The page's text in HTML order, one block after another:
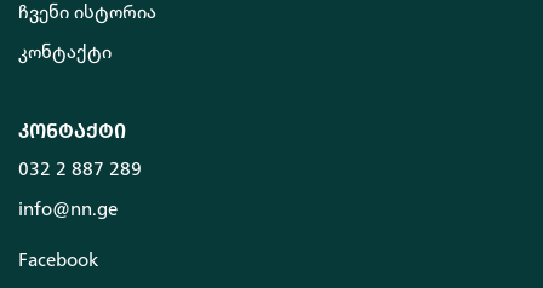
ჩვენი ისტორია
კონტაქტი
კონტაქტი
032 2 887 289
info@nn.ge
Facebook